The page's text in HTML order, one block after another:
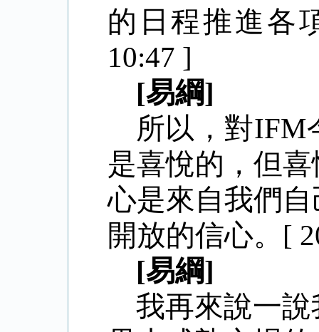
的日程推進各
10:47 ]
[易綱]
所以，對IFM
是喜悅的，但
心是來自我們
開放的信心。[
[易綱]
我再來說一